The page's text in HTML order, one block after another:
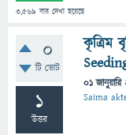
3,569 বার দেখা হয়েছে
0
টি ভোট
1
উত্তর
কৃত্রিম
01
Saima